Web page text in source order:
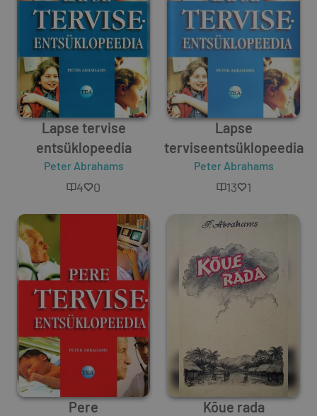
Lapse tervise
entsüklopeedia
Peter Abrahams
4 0
Lapse
terviseentsüklopeedia
Peter Abrahams
13 1
Pere
Kõue rada